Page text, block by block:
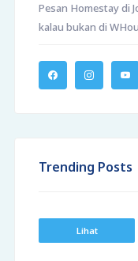
Pesan Homestay di
kalau bukan di
Trending Posts
Lihat